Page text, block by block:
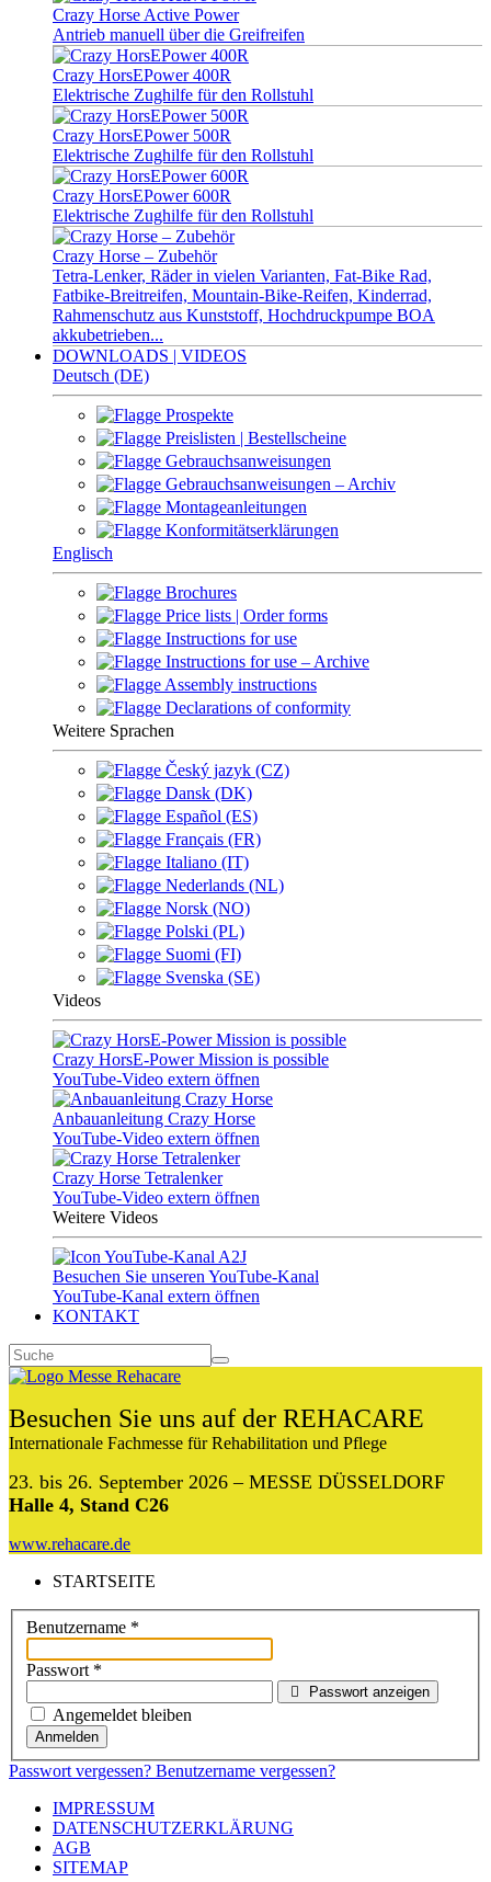
Crazy Horse Active Power
Antrieb manuell über die Greifreifen
Crazy HorsEPower 400R
Elektrische Zughilfe für den Rollstuhl
Crazy HorsEPower 500R
Elektrische Zughilfe für den Rollstuhl
Crazy HorsEPower 600R
Elektrische Zughilfe für den Rollstuhl
Crazy Horse – Zubehör
Tetra-Lenker, Räder in vielen Varianten, Fat-Bike Rad,
Fatbike-Breitreifen, Mountain-Bike-Reifen, Kinderrad,
Rahmenschutz aus Kunststoff, Hochdruckpumpe BOA
akkubetrieben...
DOWNLOADS | VIDEOS
Deutsch (DE)
Prospekte
Preislisten | Bestellscheine
Gebrauchsanweisungen
Gebrauchsanweisungen – Archiv
Montageanleitungen
Konformitätserklärungen
Englisch
Brochures
Price lists | Order forms
Instructions for use
Instructions for use – Archive
Assembly instructions
Declarations of conformity
Weitere Sprachen
Český jazyk (CZ)
Dansk (DK)
Español (ES)
Français (FR)
Italiano (IT)
Nederlands (NL)
Norsk (NO)
Polski (PL)
Suomi (FI)
Svenska (SE)
Videos
Crazy HorsE-Power Mission is possible
YouTube-Video extern öffnen
Anbauanleitung Crazy Horse
YouTube-Video extern öffnen
Crazy Horse Tetralenker
YouTube-Video extern öffnen
Weitere Videos
Besuchen Sie unseren YouTube-Kanal
YouTube-Kanal extern öffnen
KONTAKT
Besuchen Sie uns auf der REHACARE
Internationale Fachmesse für Rehabilitation und Pflege
23. bis 26. September 2026 – MESSE DÜSSELDORF
Halle 4, Stand C26
www.rehacare.de
STARTSEITE
Benutzername *
Passwort *
Passwort anzeigen
Angemeldet bleiben
Anmelden
Passwort vergessen? Benutzername vergessen?
IMPRESSUM
DATENSCHUTZERKLÄRUNG
AGB
SITEMAP